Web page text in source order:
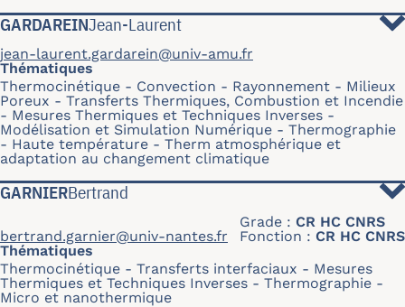
GARDAREINJean-Laurent
jean-laurent.gardarein@univ-amu.fr
Thématiques
Thermocinétique
Convection Rayonnement
Milieux
Poreux
Transferts Thermiques, Combustion et Incendie
Mesures Thermiques et Techniques Inverses
Modélisation et Simulation Numérique
Thermographie
Haute température
Therm atmosphérique et
adaptation au changement climatique
GARNIERBertrand
bertrand.garnier@univ-nantes.fr
Grade
CR HC CNRS
Fonction
CR HC CNRS
Thématiques
Thermocinétique
Transferts interfaciaux
Mesures
Thermiques et Techniques Inverses
Thermographie
Micro et nanothermique